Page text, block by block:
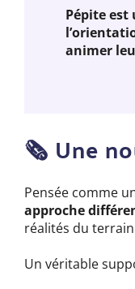
Pépite est
animer
🗞️ Une
Pensée comme
approche
réalités du
Un véritable